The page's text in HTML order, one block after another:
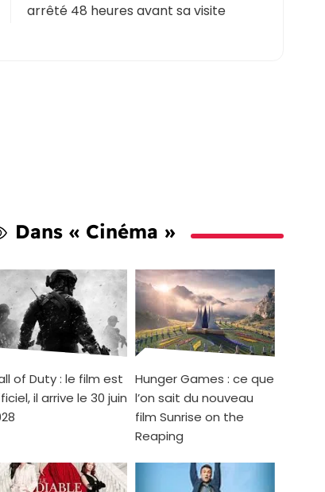
arrêté 48 heures avant sa visite
Dans « Cinéma »
of Duty : le film est
il arrive le 30 juin
Hunger Games : ce que
l’on sait du nouveau
film Sunrise on the
Reaping